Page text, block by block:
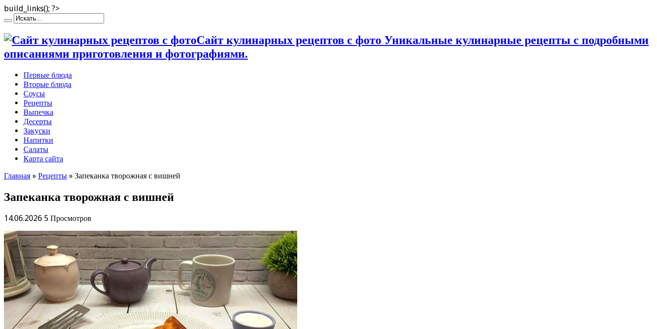
build_links(); ?>
Сайт кулинарных рецептов с фото Уникальные кулинарные рецепты с подробными
описаниями приготовления и фотографиями.
Первые блюда
Вторые блюда
Соусы
Рецепты
Выпечка
Десерты
Закуски
Напитки
Салаты
Карта сайта
Главная » Рецепты » Запеканка творожная с вишней
Запеканка творожная с вишней
14.06.2026 5 Просмотров